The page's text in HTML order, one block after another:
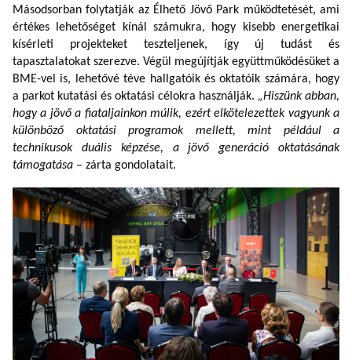
Másodsorban folytatják az Élhető Jövő Park működtetését, ami
értékes lehetőséget kínál számukra, hogy kisebb energetikai
kísérleti projekteket teszteljenek, így új tudást és
tapasztalatokat szerezve. Végül megújítják együttműködésüket a
BME-vel is, lehetővé téve hallgatóik és oktatóik számára, hogy
a parkot kutatási és oktatási célokra használják. „Hiszünk abban,
hogy a jövő a fiataljainkon múlik, ezért elkötelezettek vagyunk a
különböző oktatási programok mellett, mint például a
technikusok duális képzése, a jövő generáció oktatásának
támogatása – zárta gondolatait.